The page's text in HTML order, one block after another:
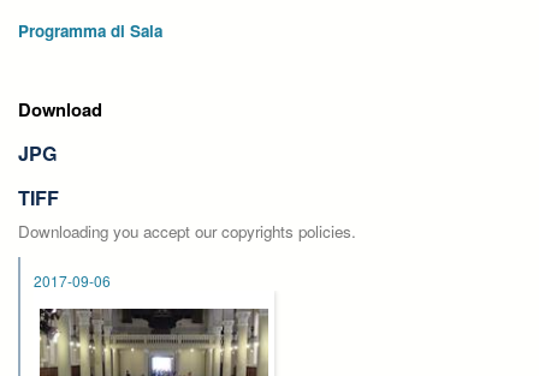
Programma di Sala
Download
JPG
TIFF
Downloading you accept our copyrights policies.
2017-09-06